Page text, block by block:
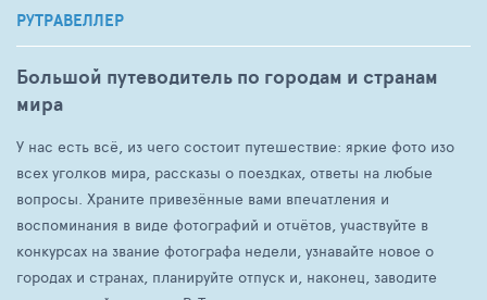
РУТРАВЕЛЛЕР
Большой путеводитель по городам и странам
мира
У нас есть всё, из чего состоит путешествие: яркие фото изо
всех уголков мира, рассказы о поездках, ответы на любые
вопросы. Храните привезённые вами впечатления и
воспоминания в виде фотографий и отчётов, участвуйте в
конкурсах на звание фотографа недели, узнавайте новое о
городах и странах, планируйте отпуск и, наконец, заводите